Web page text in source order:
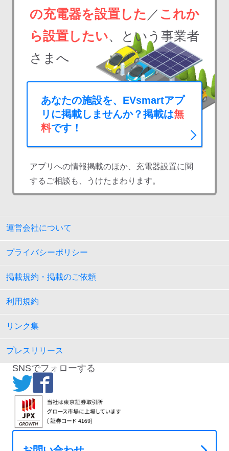
の充電器を設置した ／ これか
ら設置したい、という事業者
さまへ
あなたの施設を、EVsmartアプ
リに掲載しませんか？掲載は無
料です！
アプリへの情報掲載のほか、充電器設置に関
するご相談も、うけたまわります。
運営会社について
プライバシーポリシー
掲載規約・掲載のご依頼
利用規約
リンク集
プレスリリース
SNSでフォローする